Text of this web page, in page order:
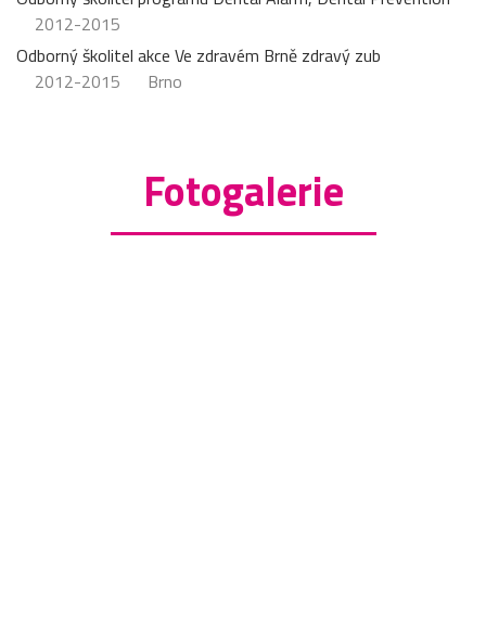
2012-2015
Odborný školitel akce Ve zdravém Brně zdravý zub
2012-2015
Brno
Fotogalerie